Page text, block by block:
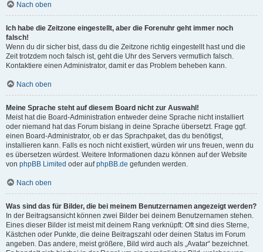
Nach oben
Ich habe die Zeitzone eingestellt, aber die Forenuhr geht immer noch
falsch!
Wenn du dir sicher bist, dass du die Zeitzone richtig eingestellt hast und die
Zeit trotzdem noch falsch ist, geht die Uhr des Servers vermutlich falsch.
Kontaktiere einen Administrator, damit er das Problem beheben kann.
Nach oben
Meine Sprache steht auf diesem Board nicht zur Auswahl!
Meist hat die Board-Administration entweder deine Sprache nicht installiert
oder niemand hat das Forum bislang in deine Sprache übersetzt. Frage ggf.
einen Board-Administrator, ob er das Sprachpaket, das du benötigst,
installieren kann. Falls es noch nicht existiert, würden wir uns freuen, wenn du
es übersetzen würdest. Weitere Informationen dazu können auf der Website
von phpBB Limited oder aufphpBB.de gefunden werden.
Nach oben
Was sind das für Bilder, die bei meinem Benutzernamen angezeigt werden?
In der Beitragsansicht können zwei Bilder bei deinem Benutzernamen stehen.
Eines dieser Bilder ist meist mit deinem Rang verknüpft: Oft sind dies Sterne,
Kästchen oder Punkte, die deine Beitragszahl oder deinen Status im Forum
angeben. Das andere, meist größere, Bild wird auch als „Avatar“ bezeichnet.